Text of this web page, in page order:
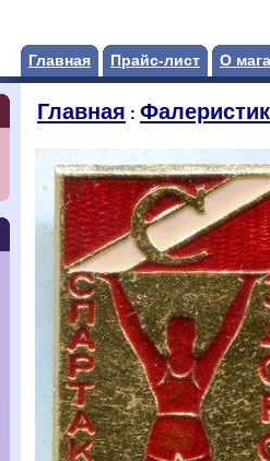
Главная Прайс-лист О
Главная :